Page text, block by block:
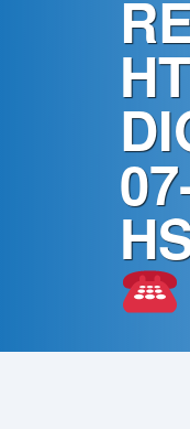
Contato
de